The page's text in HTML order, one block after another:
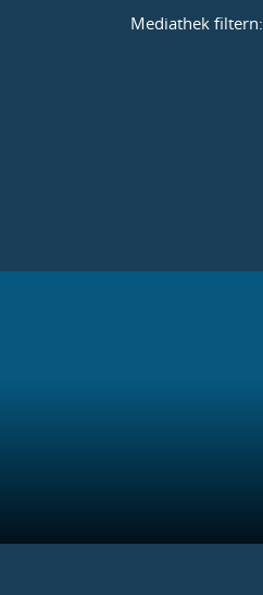
Mediathek filtern: